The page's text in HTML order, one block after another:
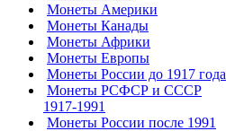
Монеты Америки
Монеты Канады
Монеты Африки
Монеты Европы
Монеты России до 1917 года
Монеты РСФСР и СССР
1917-1991
Монеты России после 1991